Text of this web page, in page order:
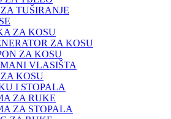
TUŠIRANJE
ZA KOSU
ZA KOSU
ZA KOSU
VLASIŠTA
KOSU
I STOPALA
ZA RUKE
ZA STOPALA